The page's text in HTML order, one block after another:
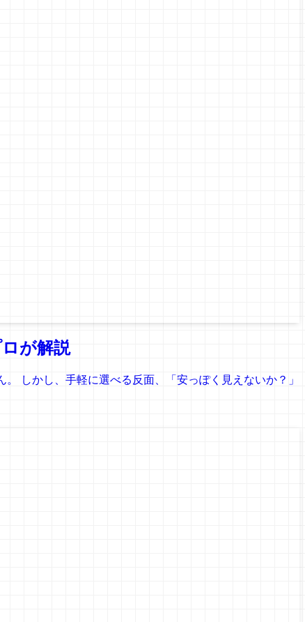
が解説
しかし、手軽に選べる反面、「安っぽく見えないか？」